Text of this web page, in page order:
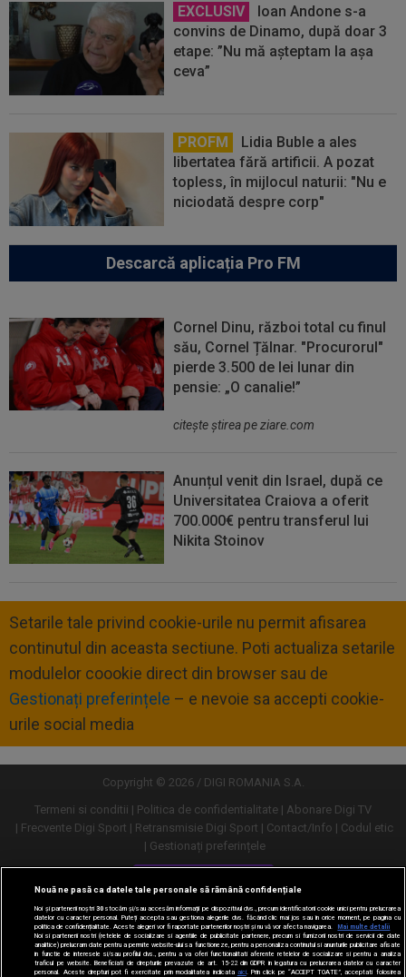
EXCLUSIV
Ioan Andone s-a
convins de Dinamo, după doar 3
etape: ”Nu mă așteptam la așa
ceva”
PROFM
Lidia Buble a ales
libertatea fără artificii. A pozat
topless, în mijlocul naturii: "Nu e
niciodată despre corp"
Descarcă aplicația Pro FM
Cornel Dinu, război total cu finul
său, Cornel Țălnar. "Procurorul"
pierde 3.500 de lei lunar din
pensie: „O canalie!”
citeşte ştirea pe ziare.com
Anunțul venit din Israel, după ce
Universitatea Craiova a oferit
700.000€ pentru transferul lui
Nikita Stoinov
Setarile tale privind cookie-urile nu permit afisarea
continutul din aceasta sectiune. Poti actualiza setarile
modulelor coookie direct din browser sau de
Gestionați preferințele – e nevoie sa accepti cookie-
urile social media
Copyright © 2026 / DIGI ROMANIA S.A.
Termeni si conditii
Politica de confidentialitate
Abonare Digi TV
Frecvente Digi Sport
Retransmisie Digi Sport Contact/Info
Codul etic
Gestionați preferințele
Versiune desktop
Nouă ne pasă ca datele tale personale să rămână confidențiale
Noi și partenerii noștri30stocăm și/sau accesăm informații pe dispozitivul dvs., precum identificatorii cookie unici pentru prelucrarea
datelor cu caracter personal. Puteți accepta sau gestiona alegerile dvs. făcând clic mai jos sau în orice moment, pe pagina cu
politica de confidențialitate. Aceste alegeri vor fi raportate partenerilor noștri și nu vă vor afecta navigarea.
Mai multe detalii
Noi si partenerii nostri (retelele de socializare si agentiile de publicitate partenere, precum si furnizorii nostri de servicii de date
analitice) prelucram date pentru a permite website-ului sa functioneze, pentru a personaliza continutul si anunturile publicitare afisate
in functie de interesele si/sau profilul dvs., pentru a va oferi functionalitati aferente retelelor de socializare si pentru a analiza
traficul pe website. Beneficiati de drepturile prevazute de art. 15-22 din GDPR in legatura cu prelucrarea datelor cu caracter
personal. Aceste drepturi pot fi exercitate prin modalitatea indicata aici. Prin click pe “ACCEPT TOATE”, acceptati folosirea